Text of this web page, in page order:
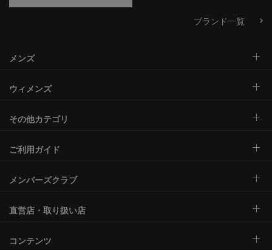
ブランド一覧
メンズ
ウィメンズ
その他カテゴリ
ご利用ガイド
メンバーズクラブ
直営店・取り扱い店
コンテンツ